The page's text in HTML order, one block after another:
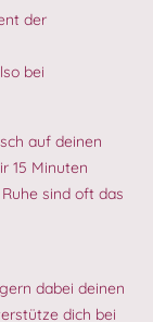
der
bei
auf deinen
15 Minuten
sind oft das
dabei deinen
dich bei